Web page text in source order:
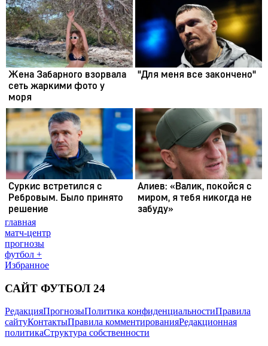
главная
матч-центр
прогнозы
футбол +
Избранное
САЙТ ФУТБОЛ 24
РедакцияПрогнозыПолитика конфиденциальностиПравила
сайтуКонтактыПравила комментированияРедакционная
политикаСтруктура собственности